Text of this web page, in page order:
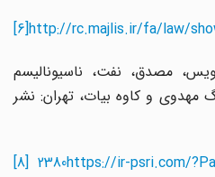
[6]http://rc.majlis.ir/fa/law/
مصدق، نفت، ناسیونالیسم
مهدوی و کاوه بیات، تهران: نشر
[8]
https://ir-psri.com/
2380